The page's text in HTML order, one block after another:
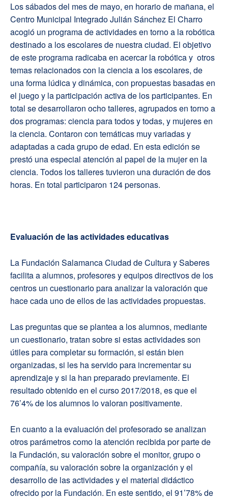
Los sábados del mes de mayo, en horario de mañana, el
Centro Municipal Integrado Julián Sánchez El Charro
acogió un programa de actividades en torno a la robótica
destinado a los escolares de nuestra ciudad. El objetivo
de este programa radicaba en acercar la robótica y otros
temas relacionados con la ciencia a los escolares, de
una forma lúdica y dinámica, con propuestas basadas en
el juego y la participación activa de los participantes. En
total se desarrollaron ocho talleres, agrupados en torno a
dos programas: ciencia para todos y todas, y mujeres en
la ciencia. Contaron con temáticas muy variadas y
adaptadas a cada grupo de edad. En esta edición se
prestó una especial atención al papel de la mujer en la
ciencia. Todos los talleres tuvieron una duración de dos
horas. En total participaron 124 personas.
Evaluación de las actividades educativas
La Fundación Salamanca Ciudad de Cultura y Saberes
facilita a alumnos, profesores y equipos directivos de los
centros un cuestionario para analizar la valoración que
hace cada uno de ellos de las actividades propuestas.
Las preguntas que se plantea a los alumnos, mediante
un cuestionario, tratan sobre si estas actividades son
útiles para completar su formación, si están bien
organizadas, si les ha servido para incrementar su
aprendizaje y si la han preparado previamente. El
resultado obtenido en el curso 2017/2018, es que el
76’4% de los alumnos lo valoran positivamente.
En cuanto a la evaluación del profesorado se analizan
otros parámetros como la atención recibida por parte de
la Fundación, su valoración sobre el monitor, grupo o
compañía, su valoración sobre la organización y el
desarrollo de las actividades y el material didáctico
ofrecido por la Fundación. En este sentido, el 91’78% de